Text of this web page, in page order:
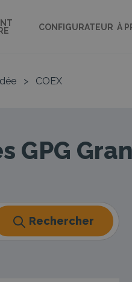
CONFIGURATEUR À
> COEX
GPG
Rechercher